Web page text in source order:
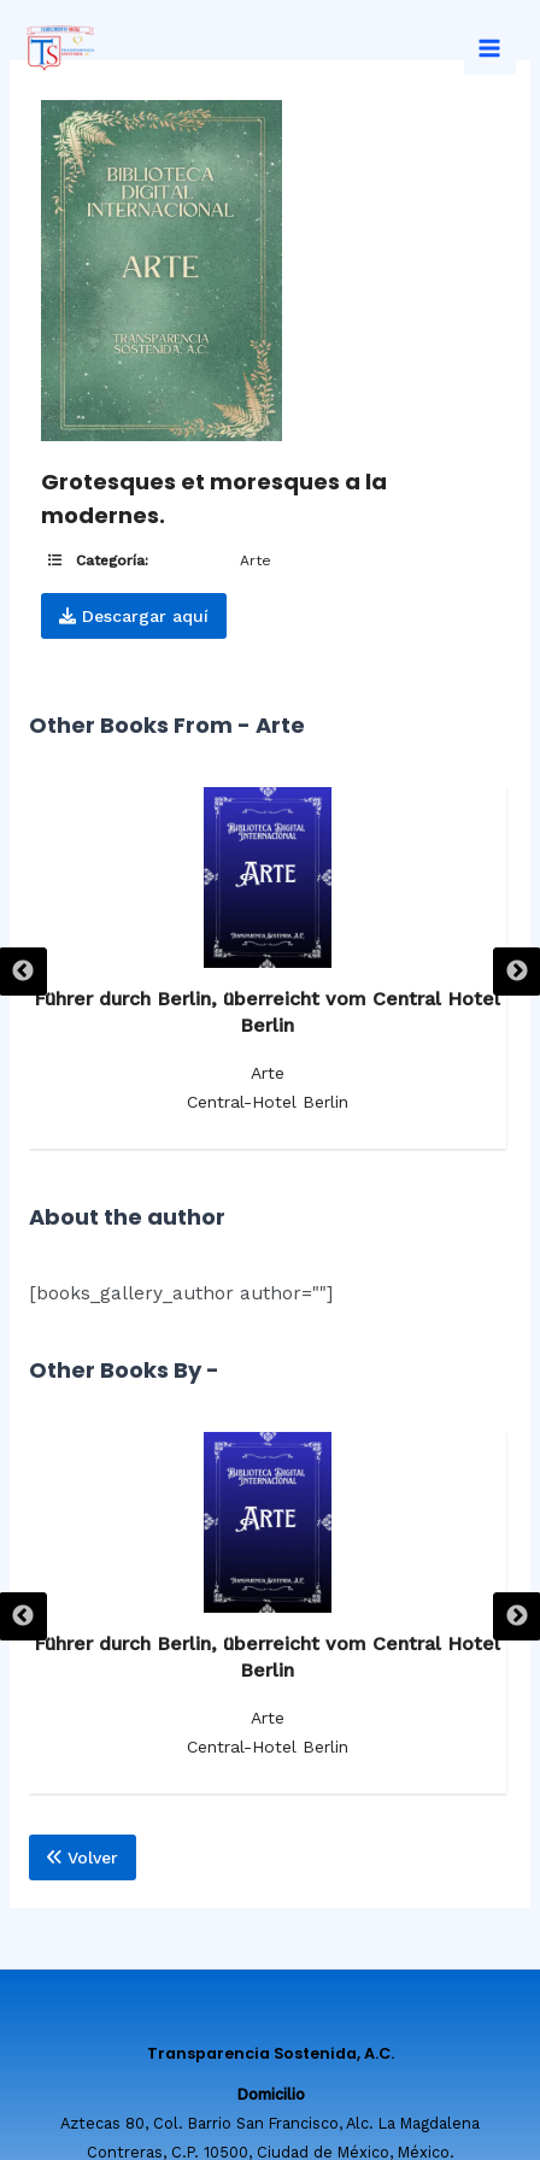
contenido
Grotesques et moresques a la
modernes.
Categoría: Arte
Descargar aquí
Other Books From - Arte
Führer durch Berlin, überreicht vom Central Hotel
Berlin
Arte
Central-Hotel Berlin
About the author
[books_gallery_author author=""]
Other Books By -
Führer durch Berlin, überreicht vom Central Hotel
Berlin
Arte
Central-Hotel Berlin
Volver
Transparencia Sostenida, A.C.
Domicilio
Aztecas 80, Col. Barrio San Francisco, Alc. La Magdalena
Contreras, C.P. 10500, Ciudad de México, México.